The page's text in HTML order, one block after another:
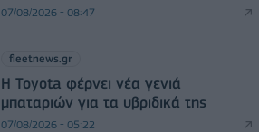
07/08/2026 - 08:47
fleetnews.gr
Η Toyota φέρνει νέα γενιά
μπαταριών για τα υβριδικά της
07/08/2026 - 05:22